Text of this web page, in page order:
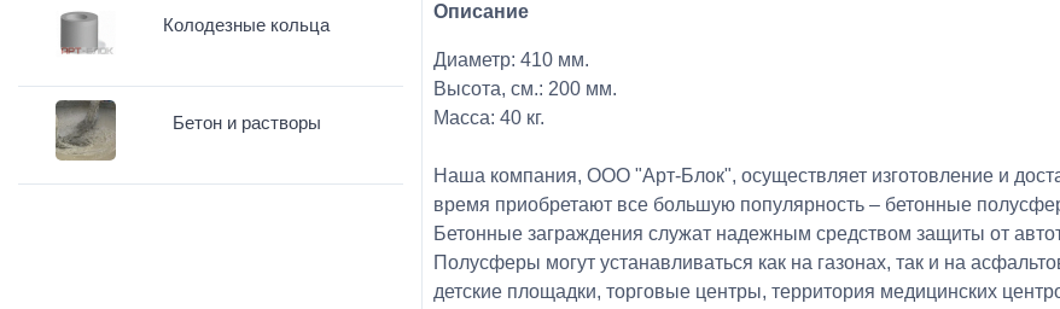
Описание
Диаметр: 410 мм.
Высота, см.: 200 мм.
Масса: 40 кг.
Наша компания, ООО "Арт-Блок", осуществляет изготовление и
время приобретают все большую популярность – бетонные
Бетонные заграждения служат надежным средством защиты от
Полусферы могут устанавливаться как на газонах, так и на
детские площадки, торговые центры, территория медицинских
Колодезные кольца
Бетон и растворы